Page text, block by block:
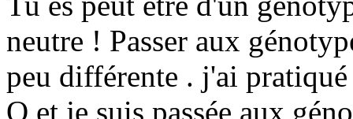
neutre ! Passer aux
peu différente . j'ai
O et je suis passée aux